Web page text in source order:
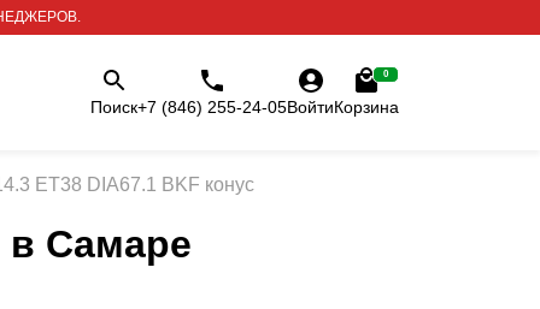
Поиск+7 (846) 255-24-05ВойтиКорзина
0
ET38 DIA67.1 BKF конус
в Самаре